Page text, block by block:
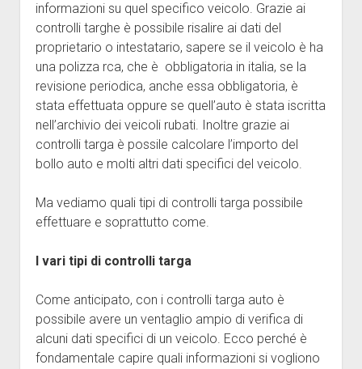
informazioni su quel specifico veicolo. Grazie ai
controlli targhe è possibile risalire ai dati del
proprietario o intestatario, sapere se il veicolo è ha
una polizza rca, che è obbligatoria in italia, se la
revisione periodica, anche essa obbligatoria, è
stata effettuata oppure se quell’auto è stata iscritta
nell’archivio dei veicoli rubati. Inoltre grazie ai
controlli targa è possile calcolare l’importo del
bollo auto e molti altri dati specifici del veicolo.
Ma vediamo quali tipi di controlli targa possibile
effettuare e soprattutto come.
I vari tipi di controlli targa
Come anticipato, con i controlli targa auto è
possibile avere un ventaglio ampio di verifica di
alcuni dati specifici di un veicolo. Ecco perché è
fondamentale capire quali informazioni si vogliono